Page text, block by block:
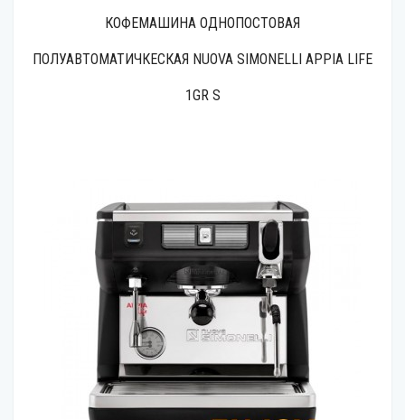
КОФЕМАШИНА ОДНОПОСТОВАЯ
ПОЛУАВТОМАТИЧКЕСКАЯ NUOVA SIMONELLI APPIA LIFE
1GR S